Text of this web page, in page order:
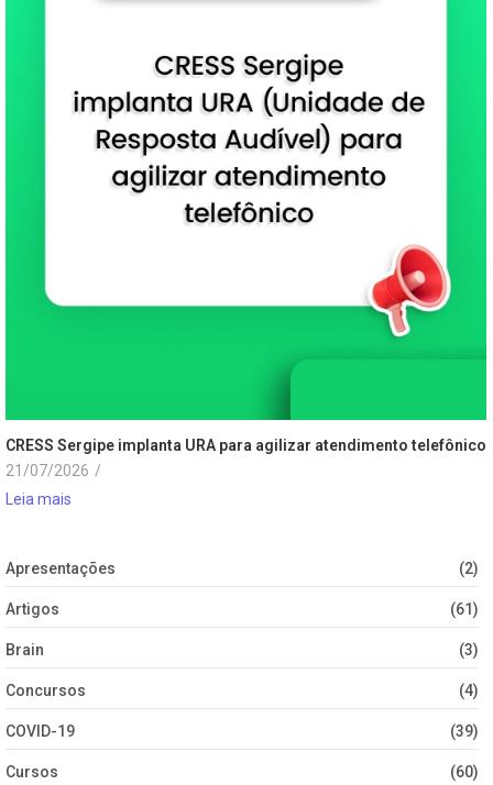
CRESS Sergipe implanta URA para agilizar atendimento telefônico
21/07/2026 /
Leia mais
Apresentações (2)
Artigos (61)
Brain (3)
Concursos (4)
COVID-19 (39)
Cursos (60)